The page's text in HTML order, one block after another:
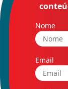
Nome
Email